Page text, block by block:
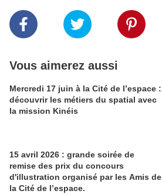
Vous aimerez aussi
Mercredi 17 juin à la Cité de l’espace :
découvrir les métiers du spatial avec
la mission Kinéis
15 avril 2026 : grande s oirée de
remise des prix du concours
d'illustration organisé par les Amis de
la Cité de l’espace.